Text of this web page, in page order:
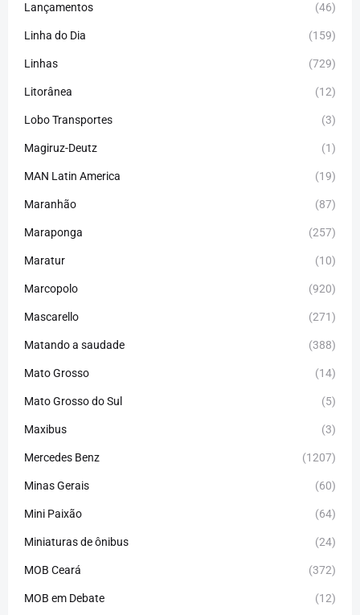
Lançamentos (46)
Linha do Dia (159)
Linhas (729)
Litorânea (12)
Lobo Transportes (3)
Magiruz-Deutz (1)
MAN Latin America (19)
Maranhão (87)
Maraponga (257)
Maratur (10)
Marcopolo (920)
Mascarello (271)
Matando a saudade (388)
Mato Grosso (14)
Mato Grosso do Sul (5)
Maxibus (3)
Mercedes Benz (1207)
Minas Gerais (60)
Mini Paixão (64)
Miniaturas de ônibus (24)
MOB Ceará (372)
MOB em Debate (12)